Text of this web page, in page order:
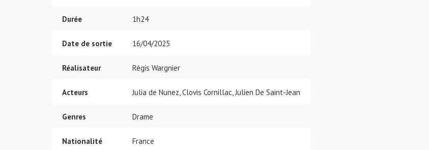
Durée 1h24
Date de sortie 16/04/2025
Réalisateur Régis Wargnier
Acteurs Julia de Nunez, Clovis Cornillac, Julien De Saint-Jean
Genres Drame
Nationalité France